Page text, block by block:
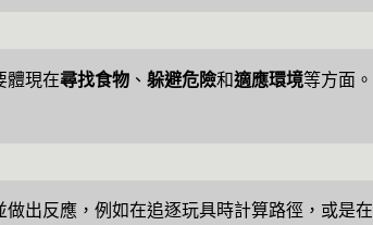
體現在尋找食物 、 躲避危險和適應環境等方面
做出反應，例如在追逐玩具時計算路徑，或